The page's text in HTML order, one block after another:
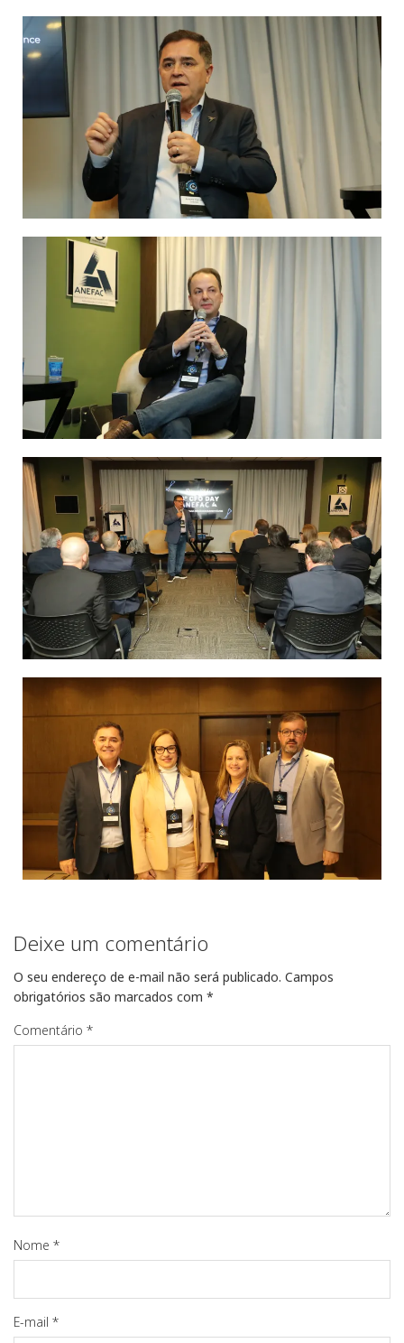
Deixe um comentário
O seu endereço de e-mail não será publicado. Campos
obrigatórios são marcados com *
Comentário *
Nome *
E-mail *